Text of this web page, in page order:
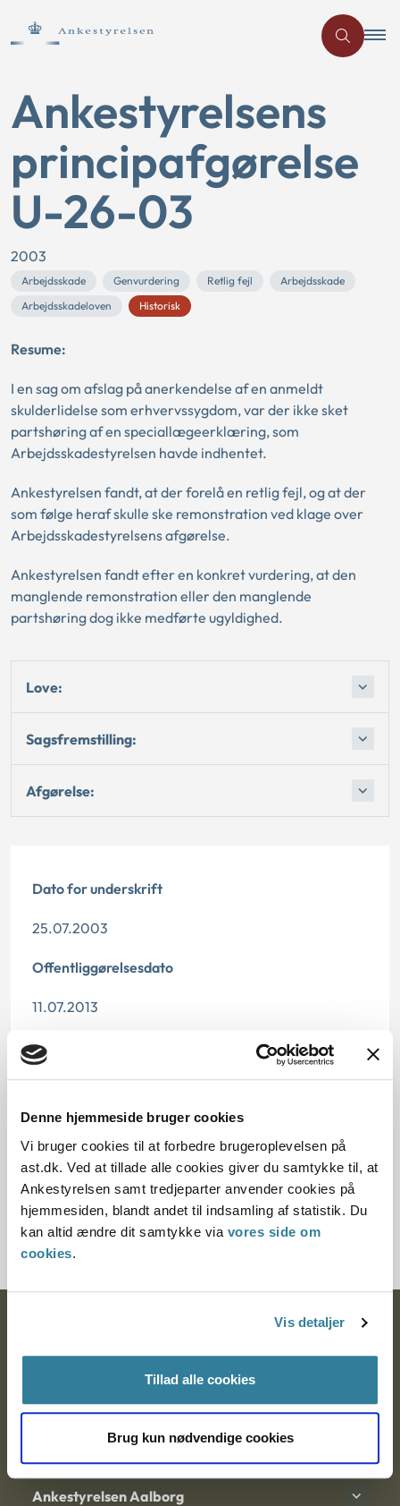
Denne hjemmeside bruger cookies
Vi bruger cookies til at forbedre brugeroplevelsen på
ast.dk. Ved at tillade alle cookies giver du samtykke til, at
Ankestyrelsen samt tredjeparter anvender cookies på
hjemmesiden, blandt andet til indsamling af statistik. Du
kan altid ændre dit samtykke via vores side om
cookies.
Vis detaljer
Tillad alle cookies
Brug kun nødvendige cookies
Ankestyrelsens
principafgørelse
U-26-03
2003
Arbejdsskade Genvurdering Retlig fejl
Arbejdsskade
Arbejdsskadeloven
Historisk
Resume:
I en sag om afslag på anerkendelse af en anmeldt
skulderlidelse som erhvervssygdom, var der ikke sket
partshøring af en speciallægeerklæring, som
Arbejdsskadestyrelsen havde indhentet.
Ankestyrelsen fandt, at der forelå en retlig fejl, og at der
som følge heraf skulle ske remonstration ved klage over
Arbejdsskadestyrelsens afgørelse.
Ankestyrelsen fandt efter en konkret vurdering, at den
manglende remonstration eller den manglende
partshøring dog ikke medførte ugyldighed.
Love:
Sagsfremstilling:
Afgørelse:
Dato for underskrift
25.07.2003
Offentliggørelsesdato
11.07.2013
Denne principafgørelse er kasseret den 2. maj 2019,
da den ikke længere har vejledningsværdi.
§55
Journalnummer
1000486-03
Nytorv 7, 2. sal
Ankestyrelsen Aalborg